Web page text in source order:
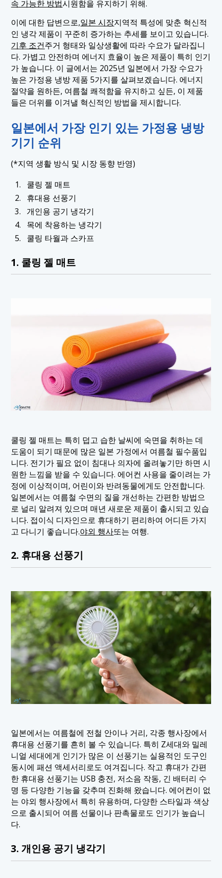
속 가능한 방법시원함을 유지하기 위해.
이에 대한 답변으로,일본 시장지역적 특성에 맞춘 혁신적
인 냉각 제품이 꾸준히 증가하는 추세를 보이고 있습니다.
기후 조건주거 형태와 일상생활에 따라 수요가 달라집니
다. 가볍고 안전하며 에너지 효율이 높은 제품이 특히 인기
가 높습니다. 이 글에서는 2025년 일본에서 가장 수요가
높은 가정용 냉방 제품 5가지를 살펴보겠습니다. 에너지
절약을 원하든, 여름철 쾌적함을 유지하고 싶든, 이 제품
들은 더위를 이겨낼 혁신적인 방법을 제시합니다.
일본에서 가장 인기 있는 가정용 냉방
기기 순위
(*지역 생활 방식 및 시장 동향 반영)
쿨링 젤 매트
휴대용 선풍기
개인용 공기 냉각기
목에 착용하는 냉각기
쿨링 타월과 스카프
1. 쿨링 젤 매트
쿨링 젤 매트는 특히 덥고 습한 날씨에 숙면을 취하는 데
도움이 되기 때문에 많은 일본 가정에서 여름철 필수품입
니다. 전기가 필요 없이 침대나 의자에 올려놓기만 하면 시
원한 느낌을 받을 수 있습니다. 에어컨 사용을 줄이려는 가
정에 이상적이며, 어린이와 반려동물에게도 안전합니다.
일본에서는 여름철 수면의 질을 개선하는 간편한 방법으
로 널리 알려져 있으며 매년 새로운 제품이 출시되고 있습
니다. 접이식 디자인으로 휴대하기 편리하여 어디든 가지
고 다니기 좋습니다.야외 행사또는 여행.
2. 휴대용 선풍기
일본에서는 여름철에 전철 안이나 거리, 각종 행사장에서
휴대용 선풍기를 흔히 볼 수 있습니다. 특히 Z세대와 밀레
니얼 세대에게 인기가 많은 이 선풍기는 실용적인 도구인
동시에 패션 액세서리로도 여겨집니다. 작고 휴대가 간편
한 휴대용 선풍기는 USB 충전, 저소음 작동, 긴 배터리 수
명 등 다양한 기능을 갖추며 진화해 왔습니다. 에어컨이 없
는 야외 행사장에서 특히 유용하며, 다양한 스타일과 색상
으로 출시되어 여름 선물이나 판촉물로도 인기가 높습니
다.
3. 개인용 공기 냉각기